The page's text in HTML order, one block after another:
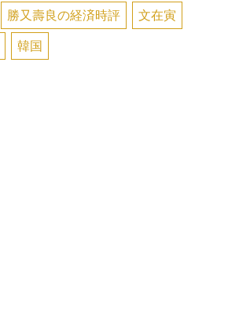
勝又壽良の経済時評 文在寅
韓国